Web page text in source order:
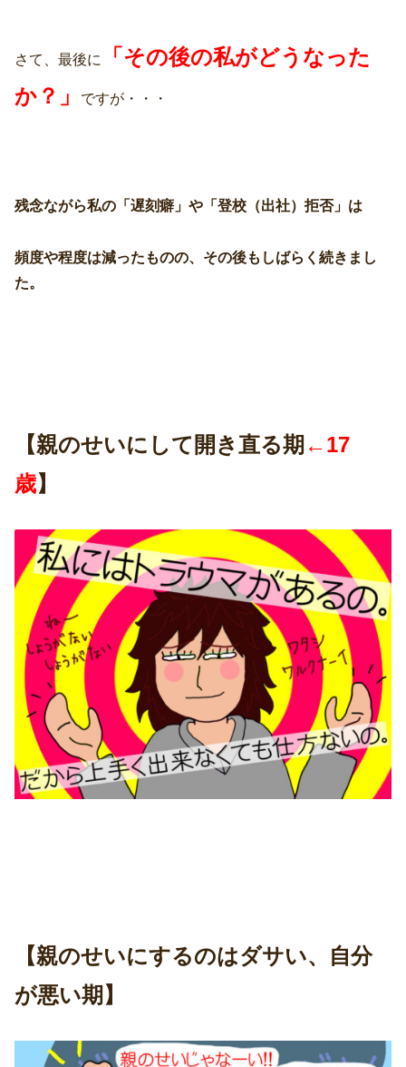
さて、最後に
「その後の私がどうなった
か？」
ですが・・・
残念ながら私の「遅刻癖」や「登校（出社）拒否」は
頻度や程度は減ったものの、その後もしばらく続きまし
た。
【親のせいにして開き直る期 ←17
歳】
【親のせいにするのはダサい、自分
が悪い期】